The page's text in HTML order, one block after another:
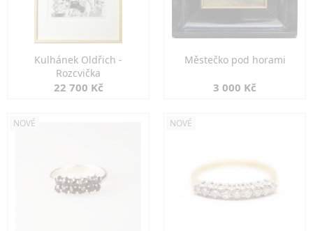
Kulhánek Oldřich -
Rozcvička
22 700 Kč
Městečko pod horami
3 000 Kč
NOVÉ NOVÉ